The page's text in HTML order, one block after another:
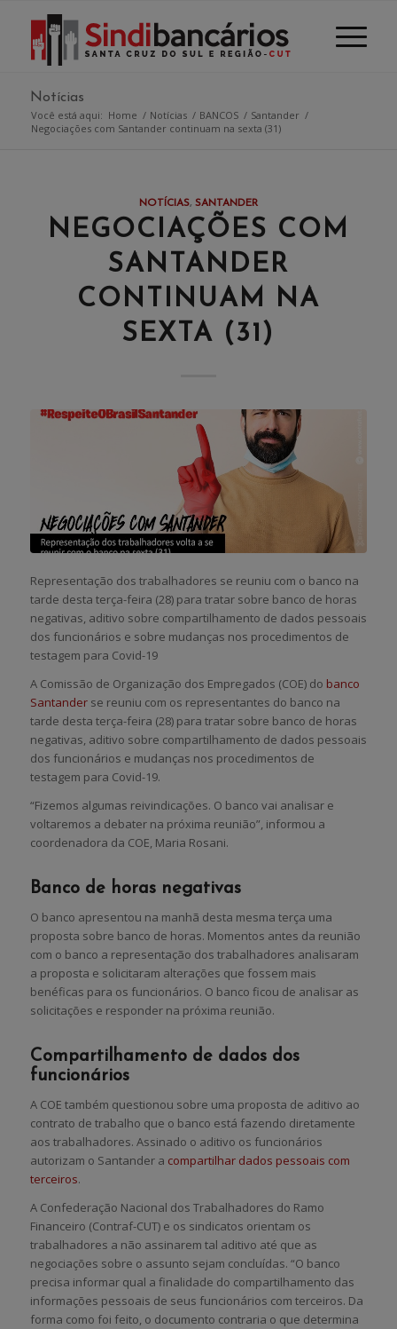
Notícias
Você está aqui: Home / Notícias / BANCOS / Santander /
Negociações com Santander continuam na sexta (31)
NOTÍCIAS, SANTANDER
NEGOCIAÇÕES COM
SANTANDER
CONTINUAM NA
SEXTA (31)
Representação dos trabalhadores se reuniu com o banco na
tarde desta terça-feira (28) para tratar sobre banco de horas
negativas, aditivo sobre compartilhamento de dados pessoais
dos funcionários e sobre mudanças nos procedimentos de
testagem para Covid-19
A Comissão de Organização dos Empregados (COE) do banco
Santanderse reuniu com os representantes do banco na
tarde desta terça-feira (28) para tratar sobre banco de horas
negativas, aditivo sobre compartilhamento de dados pessoais
dos funcionários e mudanças nos procedimentos de
testagem para Covid-19.
“Fizemos algumas reivindicações. O banco vai analisar e
voltaremos a debater na próxima reunião”, informou a
coordenadora da COE, Maria Rosani.
Banco de horas negativas
O banco apresentou na manhã desta mesma terça uma
proposta sobre banco de horas. Momentos antes da reunião
com o banco a representação dos trabalhadores analisaram
a proposta e solicitaram alterações que fossem mais
benéficas para os funcionários. O banco ficou de analisar as
solicitações e responder na próxima reunião.
Compartilhamento de dados dos
funcionários
A COE também questionou sobre uma proposta de aditivo ao
contrato de trabalho que o banco está fazendo diretamente
aos trabalhadores. Assinado o aditivo os funcionários
autorizam o Santander a compartilhar dados pessoais com
terceiros.
A Confederação Nacional dos Trabalhadores do Ramo
Financeiro (Contraf-CUT) e os sindicatos orientam os
trabalhadores a não assinarem tal aditivo até que as
negociações sobre o assunto sejam concluídas. “O banco
precisa informar qual a finalidade do compartilhamento das
informações pessoais de seus funcionários com terceiros. Da
forma como foi feito, o documento contraria o que determina